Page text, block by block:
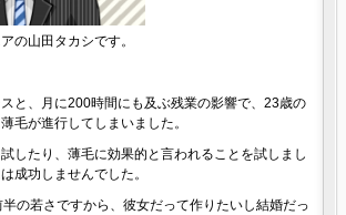
の山田タカシです。
と、月に200時間にも及ぶ残業の影響で、23歳の
毛が進行してしまいました。
したり、薄毛に効果的と言われることを試しまし
成功しませんでした。
の若さですから、彼女だって作りたいし結婚だっ